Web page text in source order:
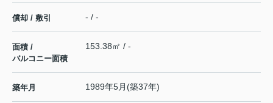
償却 / 敷引 - / -
面積 /
バルコニー面積
153.38㎡ / -
築年月 1989年5月(築37年)